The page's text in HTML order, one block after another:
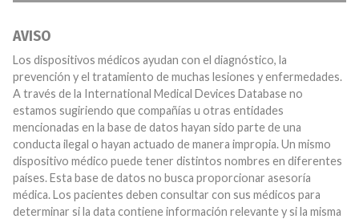
AVISO
Los dispositivos médicos ayudan con el diagnóstico, la
prevención y el tratamiento de muchas lesiones y enfermedades.
A través de la International Medical Devices Database no
estamos sugiriendo que compañías u otras entidades
mencionadas en la base de datos hayan sido parte de una
conducta ilegal o hayan actuado de manera impropia. Un mismo
dispositivo médico puede tener distintos nombres en diferentes
países. Esta base de datos no busca proporcionar asesoría
médica. Los pacientes deben consultar con sus médicos para
determinar si la data contiene información relevante y si la misma